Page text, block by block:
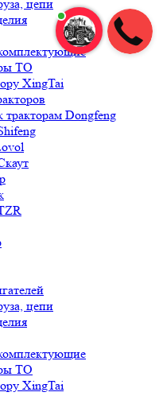
цепи
ТО
XingTai
тракторам Dongfeng
цепи
ТО
XingTai